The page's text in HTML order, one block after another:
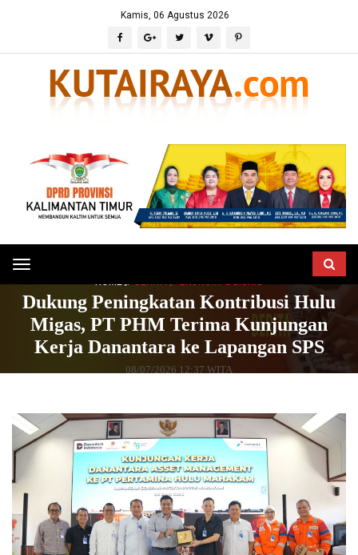
Kamis, 06 Agustus 2026
Toggle
navigation
Dukung Peningkatan Kontribusi Hulu
Migas, PT PHM Terima Kunjungan
Kerja Danantara ke Lapangan SPS
08/07/2026 12:37 WITA